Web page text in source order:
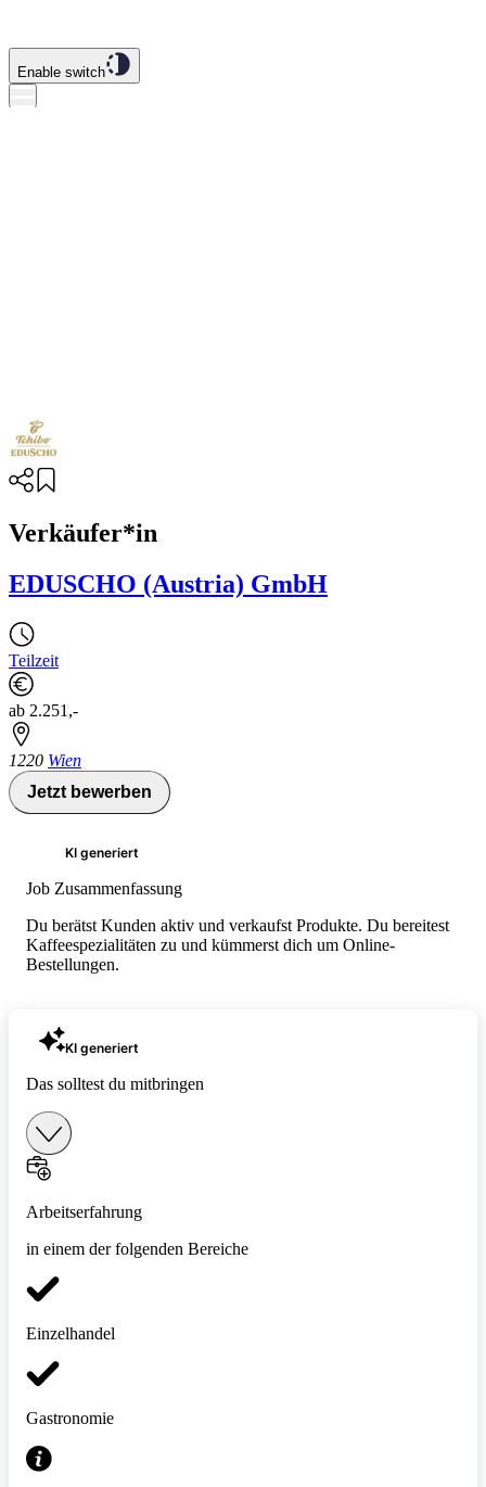
Enable switch
Verkäufer*in
EDUSCHO (Austria) GmbH
Teilzeit
ab 2.251,-
1220 Wien
Jetzt bewerben
KI generiert
Job Zusammenfassung
Du berätst Kunden aktiv und verkaufst Produkte. Du bereitest
Kaffeespezialitäten zu und kümmerst dich um Online-
Bestellungen.
KI generiert
Das solltest du mitbringen
Arbeitserfahrung
in einem der folgenden Bereiche
Einzelhandel
Gastronomie